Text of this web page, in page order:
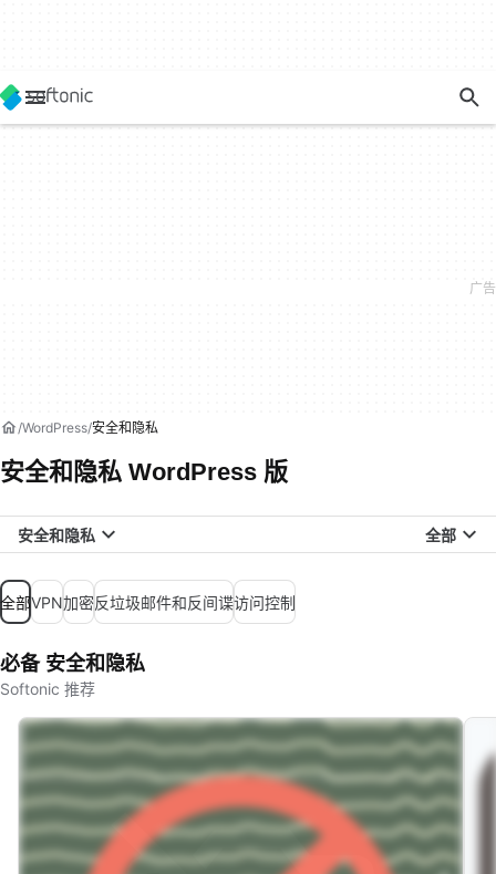
WordPress 安全和隐私
安全和隐私 WordPress 版
安全和隐私 全部
全部VPN加密反垃圾邮件和反间谍访问控制
必备 安全和隐私
Softonic 推荐